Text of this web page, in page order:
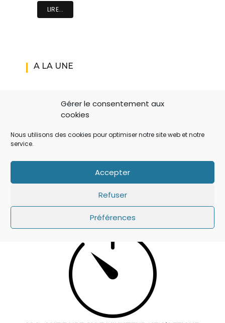
Gérer le consentement aux
cookies
Nous utilisons des cookies pour optimiser notre site web et notre
service.
Accepter
Refuser
Préférences
LIRE...
A LA UNE
IOS 14: APPLE A AJOUTÉ UN BOUTON
SECRET QUI A ÉCHAPPÉ À TOUT LE MONDE !